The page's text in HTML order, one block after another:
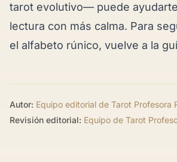
tarot evolutivo— puede
lectura con más calma. Para
el alfabeto rúnico, vuelve a la
Autor: Equipo editorial de Tarot Profesora
Revisión editorial: Equipo de Tarot